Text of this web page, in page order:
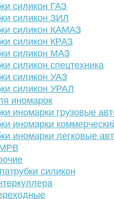
силикон ГАЗ
силикон ЗИЛ
силикон КАМАЗ
силикон КРАЗ
силикон МАЗ
силикон спецтехника
силикон УАЗ
силикон УРАЛ
иномарок
иномарки грузовые
иномарки
иномарки легковые
силикон